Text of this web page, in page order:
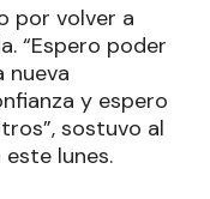
por volver a
“Espero poder
nueva
y espero
sostuvo al
lunes.